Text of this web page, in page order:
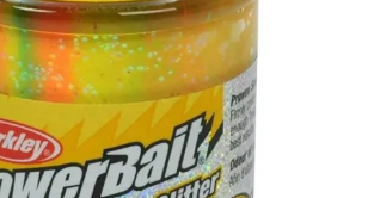
Sortiment Ruten,
Rollen und
Schnüre sowie
Zubehör für das
Brandungsangeln.